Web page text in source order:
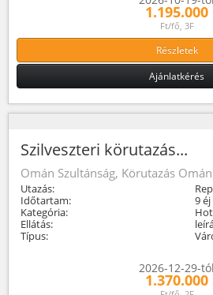
1.195.000
Ft/fő, 3F
Részletek
Ajánlatkérés
Szilveszteri körutazás...
Omán Szultánság, Körutazás
Utazás:
Időtartam:
9 éj
Kategória:
Ellátás:
Típus:
2026-12-29-tól
1.370.000